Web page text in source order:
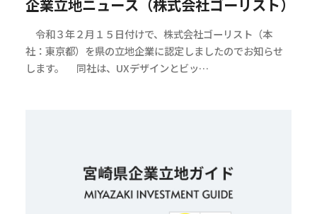
令和３年２月１５日付けで、株式会社ゴーリスト（本
社：東京都）を県の立地企業に認定しましたのでお知らせ
します。 同社は、UXデザインとビッ…